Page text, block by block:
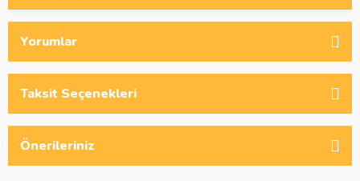
Yorumlar
Taksit Seçenekleri
Önerileriniz